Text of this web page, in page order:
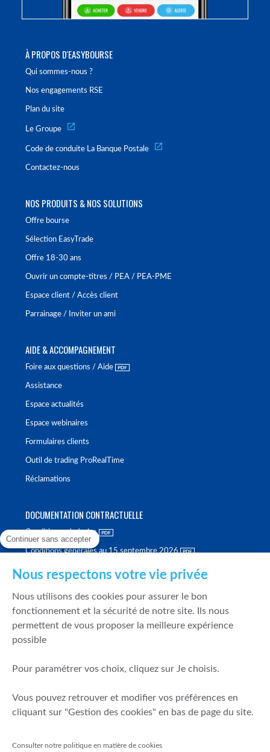
À PROPOS D'EASYBOURSE
Qui sommes-nous ?
Nos engagements RSE
Plan du site
Le Groupe
Code de conduite La Banque Postale
Contactez-nous
NOS PRODUITS & NOS SOLUTIONS
Offre bourse
Sélection EasyTrade
Offre 18-30 ans
Ouvrir un compte-titres / PEA / PEA-PME
Espace client / Accès client
Parrainage / Inviter un ami
AIDE & ACCOMPAGNEMENT
Foire aux questions / Aide
Assistance
Espace actualités
Espace webinaires
Formulaires clients
Outil de trading ProRealTime
Réclamations
DOCUMENTATION CONTRACTUELLE
Conditions générales
Conditions générales au 15 septembre 2026
Politique de meilleure sélection
Politique de durabilité
Fonds de garantie des dépôts et de résolution
Mentions légales
Prévention de la fraude
Continuer sans accepter
Nous respectons votre vie privée
Nous utilisons des cookies pour assurer le bon
fonctionnement et la sécurité de notre site. Ils nous
permettent de vous proposer la meilleure expérience
possible
Pour paramétrer vos choix, cliquez sur Je choisis.
Vous pouvez retrouver et modifier vos préférences en
cliquant sur "Gestion des cookies" en bas de page du site.
Consulter notre politique en matière de cookies